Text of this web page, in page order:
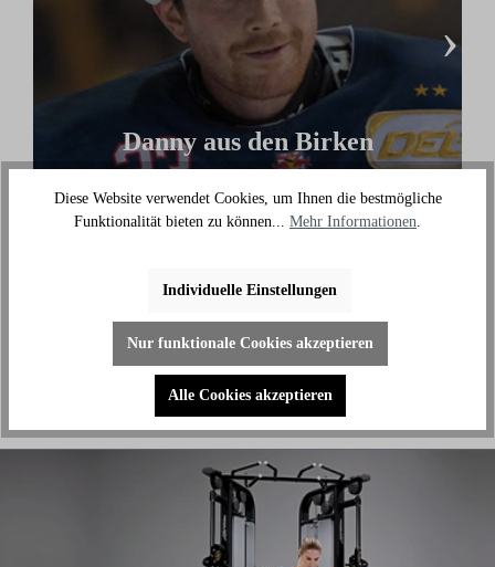
Danny aus den Birken
Meister)
›
Diese Website verwendet Cookies, um Ihnen die bestmögliche
Funktionalität bieten zu können... Mehr Informationen.
Individuelle Einstellungen
Nur funktionale Cookies akzeptieren
Alle Cookies akzeptieren